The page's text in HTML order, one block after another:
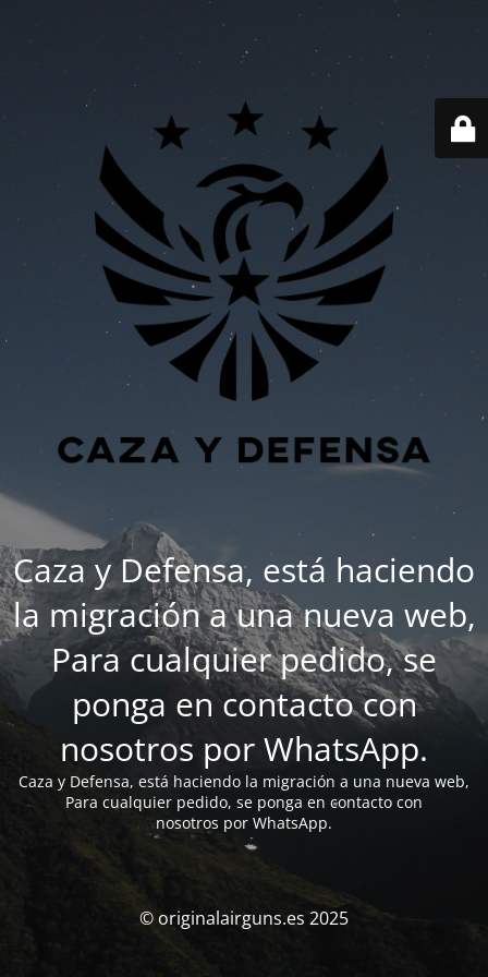
Caza y Defensa, está haciendo
la migración a una nueva web,
Para cualquier pedido, se
ponga en contacto con
nosotros por WhatsApp.
Caza y Defensa, está haciendo la migración a una nueva web,
Para cualquier pedido, se ponga en contacto con
nosotros por WhatsApp.
© originalairguns.es 2025